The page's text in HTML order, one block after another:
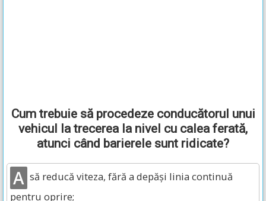
Cum trebuie să procedeze conducătorul unui
vehicul la trecerea la nivel cu calea ferată,
atunci când barierele sunt ridicate?
A să reducă viteza, fără a depăși linia continuă
pentru oprire;